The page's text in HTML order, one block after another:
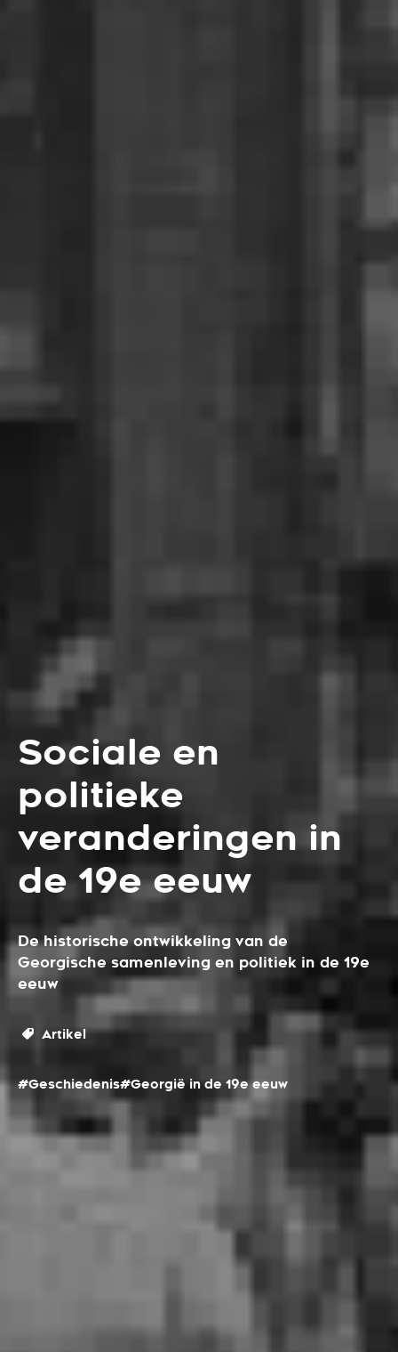
Sociale en
politieke
veranderingen in
de 19e eeuw
De historische ontwikkeling van de
Georgische samenleving en politiek in de 19e
eeuw
Artikel
#Geschiedenis#Georgië in de 19e eeuw